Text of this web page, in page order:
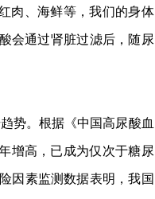
肉、海鲜等，我们的身体
会通过肾脏过滤后，随尿
势。根据《中国高尿酸血
增高，已成为仅次于糖尿
因素监测数据表明，我国